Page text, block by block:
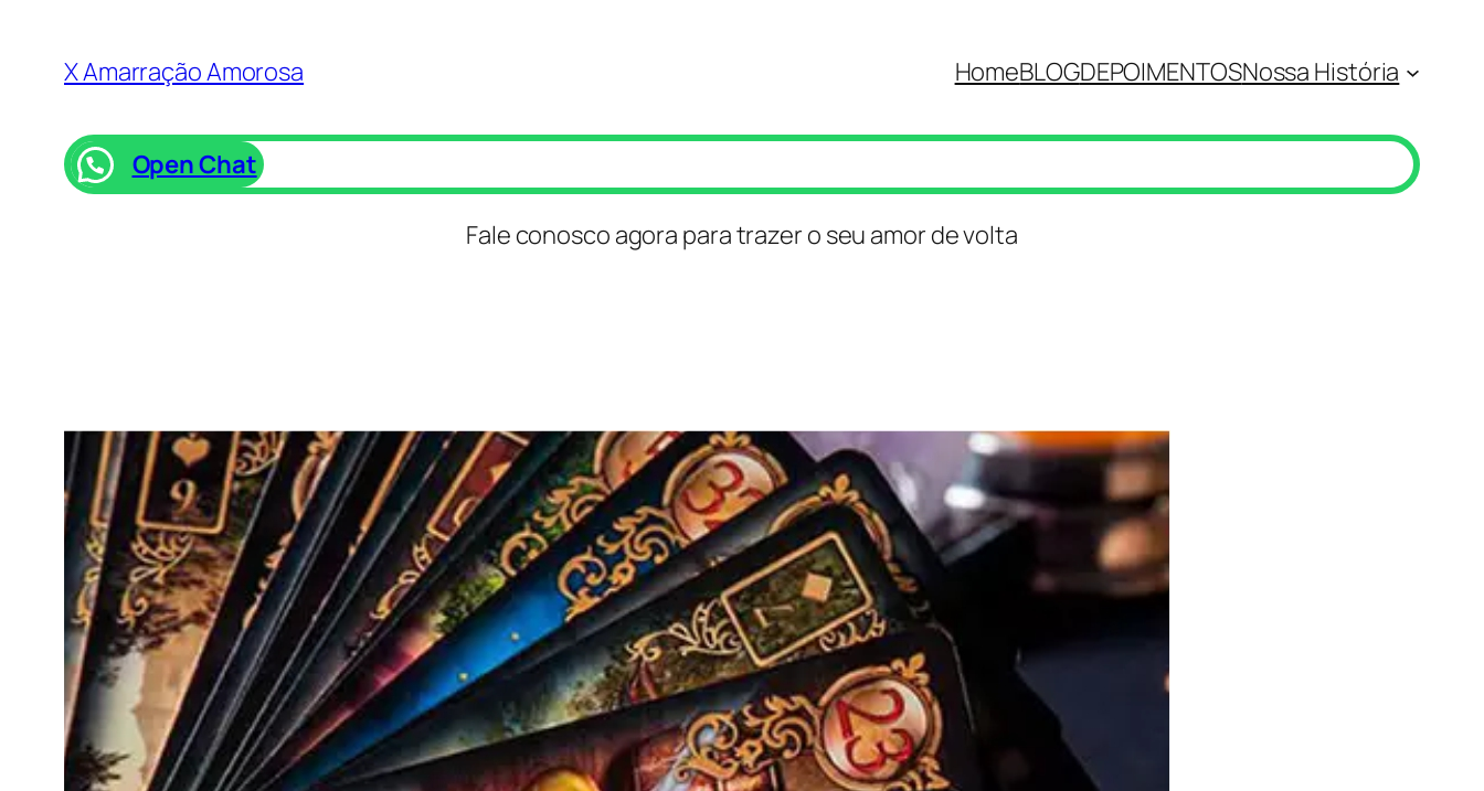
X Amarração Amorosa HomeBLOGDEPOIMENTOSNossa História
Open Chat
Fale conosco agora para trazer o seu amor de volta